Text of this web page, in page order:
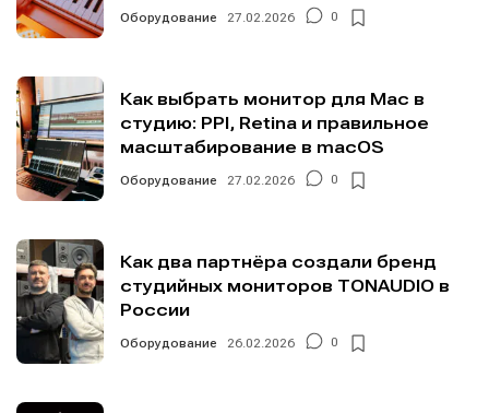
Мы в социальных сетях
Информация
Редакционная политика (в разработке)
Предложение новостей Помощь проекту
Мы в социальных сетях
Информация
Редакционная политика (в разработке)
Предложение новостей Помощь проекту
Оборудование 27.02.2026 0
Как выбрать монитор для Mac в
студию: PPI, Retina и правильное
масштабирование в macOS
Оборудование 27.02.2026 0
Как два партнёра создали бренд
студийных мониторов TONAUDIO в
России
Оборудование 26.02.2026 0